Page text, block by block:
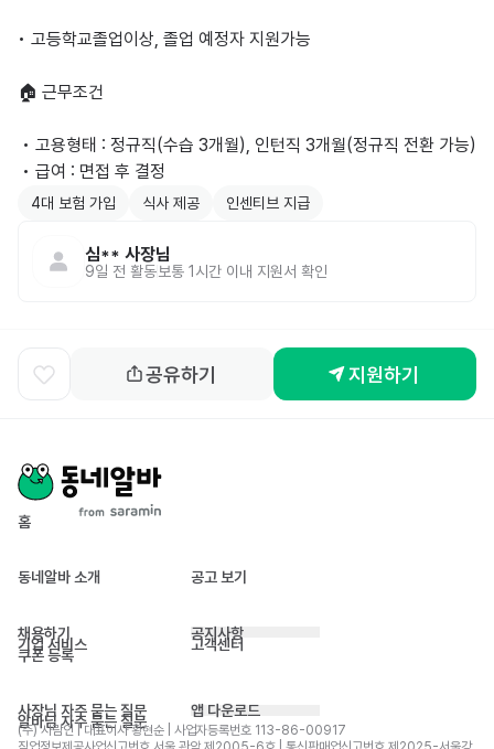
• 고등학교졸업이상, 졸업 예정자 지원가능
🏠 근무조건
• 급여 : 면접 후 결정
4대 보험 가입 식사 제공 인센티브 지급
심** 사장님
9일 전 활동 보통 1시간 이내 지원서 확인
공유하기 지원하기
홈
동네알바 소개 공고 보기
채용하기
기업 서비스
쿠폰 등록
공지사항
고객센터
사장님 자주 묻는 질문
알바님 자주 묻는 질문
앱 다운로드
(주) 사람인 | 대표이사 황현순 | 사업자등록번호 113-86-00917